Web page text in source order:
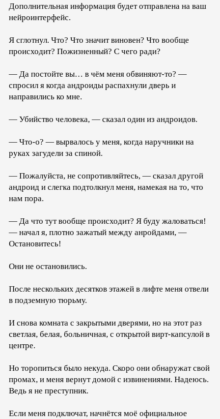
Дополнительная информация будет отправлена на ваш
нейроинтерфейс.
Я сглотнул. Что? Что значит виновен? Что вообще
происходит? Пожизненный? С чего ради?
— Да постойте вы… в чём меня обвиняют-то? —
спросил я когда андроиды распахнули дверь и
направились ко мне.
— Убийство человека, — сказал один из андроидов.
— Что-о? — вырвалось у меня, когда наручники на
руках загудели за спиной.
— Пожалуйста, не сопротивляйтесь, — сказал другой
андроид и слегка подтолкнул меня, намекая на то, что
нам пора.
— Да что тут вообще происходит? Я буду жаловаться!
— начал я, плотно зажатый между анройдами, —
Остановитесь!
Они не остановились.
После нескольких десятков этажей в лифте меня отвели
в подземную тюрьму.
И снова комната с закрытыми дверями, но на этот раз
светлая, белая, больничная, с открытой вирт-капсулой в
центре.
Но торопиться было некуда. Скоро они обнаружат свой
промах, и меня вернут домой с извинениями. Надеюсь.
Ведь я не преступник.
Если меня подключат, начнётся моё официальное